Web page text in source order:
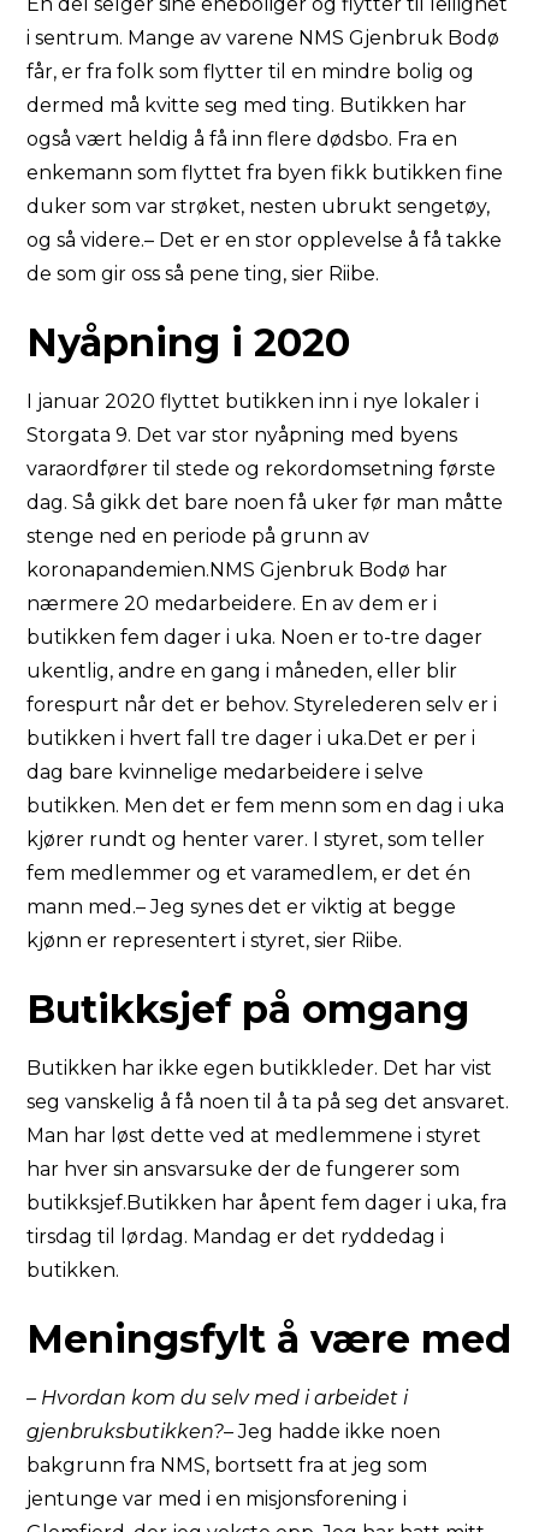
i sentrum. Mange av varene NMS Gjenbruk Bodø
får, er fra folk som flytter til en mindre bolig og
dermed må kvitte seg med ting. Butikken har
også vært heldig å få inn flere dødsbo. Fra en
enkemann som flyttet fra byen fikk butikken fine
duker som var strøket, nesten ubrukt sengetøy,
og så videre.– Det er en stor opplevelse å få takke
de som gir oss så pene ting, sier Riibe.
Nyåpning i 2020
I januar 2020 flyttet butikken inn i nye lokaler i
Storgata 9. Det var stor nyåpning med byens
varaordfører til stede og rekordomsetning første
dag. Så gikk det bare noen få uker før man måtte
stenge ned en periode på grunn av
koronapandemien.NMS Gjenbruk Bodø har
nærmere 20 medarbeidere. En av dem er i
butikken fem dager i uka. Noen er to-tre dager
ukentlig, andre en gang i måneden, eller blir
forespurt når det er behov. Styrelederen selv er i
butikken i hvert fall tre dager i uka.Det er per i
dag bare kvinnelige medarbeidere i selve
butikken. Men det er fem menn som en dag i uka
kjører rundt og henter varer. I styret, som teller
fem medlemmer og et varamedlem, er det én
mann med.– Jeg synes det er viktig at begge
kjønn er representert i styret, sier Riibe.
Butikksjef på omgang
Butikken har ikke egen butikkleder. Det har vist
seg vanskelig å få noen til å ta på seg det ansvaret.
Man har løst dette ved at medlemmene i styret
har hver sin ansvarsuke der de fungerer som
butikksjef.Butikken har åpent fem dager i uka, fra
tirsdag til lørdag. Mandag er det ryddedag i
butikken.
Meningsfylt å være med
– Hvordan kom du selv med i arbeidet i
gjenbruksbutikken?– Jeg hadde ikke noen
bakgrunn fra NMS, bortsett fra at jeg som
jentunge var med i en misjonsforening i